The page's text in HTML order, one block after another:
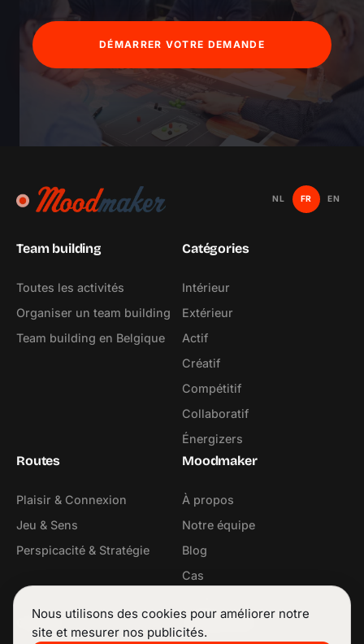
DÉMARRER VOTRE DEMANDE
NL FR EN
Team building
Toutes les activités
Organiser un team building
Team building en Belgique
Catégories
Intérieur
Extérieur
Actif
Créatif
Compétitif
Collaboratif
Énergizers
Routes
Plaisir & Connexion
Jeu & Sens
Perspicacité & Stratégie
Moodmaker
À propos
Notre équipe
Blog
Cas
Contact Suivez-nous
Nous utilisons des cookies pour améliorer notre
site et mesurer nos publicités.